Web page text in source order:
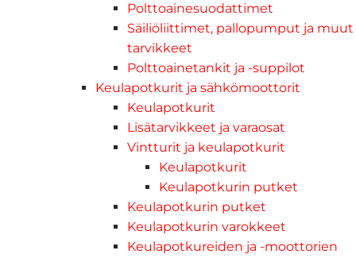
Polttoainesuodattimet
Säiliöliittimet, pallopumput ja muut
tarvikkeet
Polttoainetankit ja -suppilot
Keulapotkurit ja sähkömoottorit
Keulapotkurit
Lisätarvikkeet ja varaosat
Vintturit ja keulapotkurit
Keulapotkurit
Keulapotkurin putket
Keulapotkurin putket
Keulapotkurin varokkeet
Keulapotkureiden ja -moottorien